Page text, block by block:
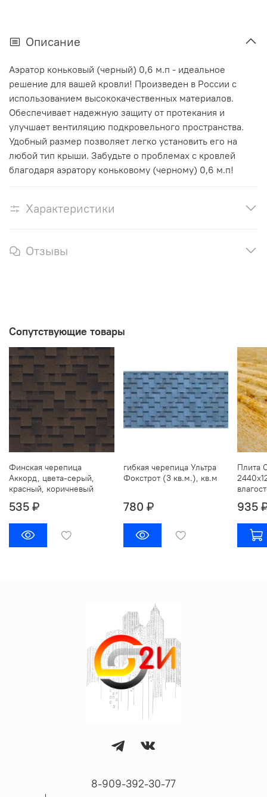
Описание
Аэратор коньковый (черный) 0,6 м.п - идеальное
решение для вашей кровли! Произведен в России с
использованием высококачественных материалов.
Обеспечивает надежную защиту от протекания и
улучшает вентиляцию подкровельного пространства.
Удобный размер позволяет легко установить его на
любой тип крыши. Забудьте о проблемах с кровлей
благодаря аэратору коньковому (черному) 0,6 м.п!
Характеристики
Отзывы
Сопутствующие товары
Финская черепица
Аккорд, цвета-серый,
красный, коричневый
535 ₽
гибкая черепица Ультра
Фокстрот (3 кв.м.), кв.м
780 ₽
Плита
935
8-909-392-30-77